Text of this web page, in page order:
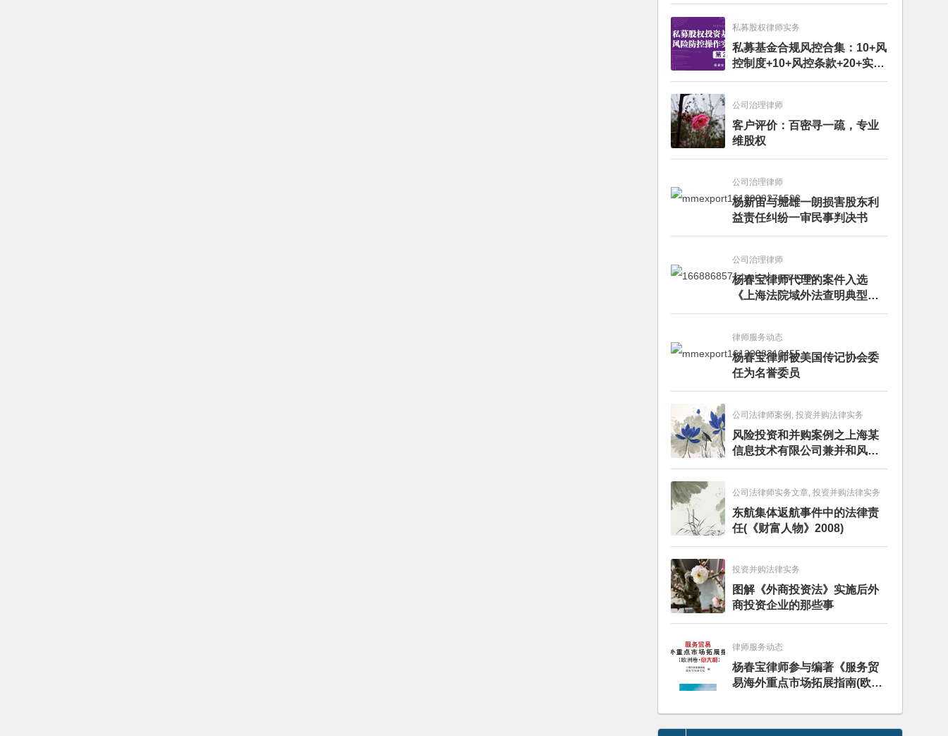
私募股权律师实务
私募基金合规风控合集：10+风
控制度+10+风控条款+20+实务
文章+每月动态
公司治理律师
客户评价：百密寻一疏，专业
维股权
公司治理律师
杨新宙与堀雄一朗损害股东利
益责任纠纷一审民事判决书
公司治理律师
杨春宝律师代理的案件入选
《上海法院域外法查明典型案
例》
律师服务动态
杨春宝律师被美国传记协会委
任为名誉委员
公司法律师案例, 投资并购法律实务
风险投资和并购案例之上海某
信息技术有限公司兼并和风险
投资服务
公司法律师实务文章, 投资并购法律实务
东航集体返航事件中的法律责
任(《财富人物》2008)
投资并购法律实务
图解《外商投资法》实施后外
商投资企业的那些事
律师服务动态
杨春宝律师参与编著《服务贸
易海外重点市场拓展指南(欧洲